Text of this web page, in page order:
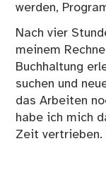
werden,
Nach vier
meinem
Buchhaltung
suchen und
das Arbeiten
habe ich mich
Zeit vertrieben.